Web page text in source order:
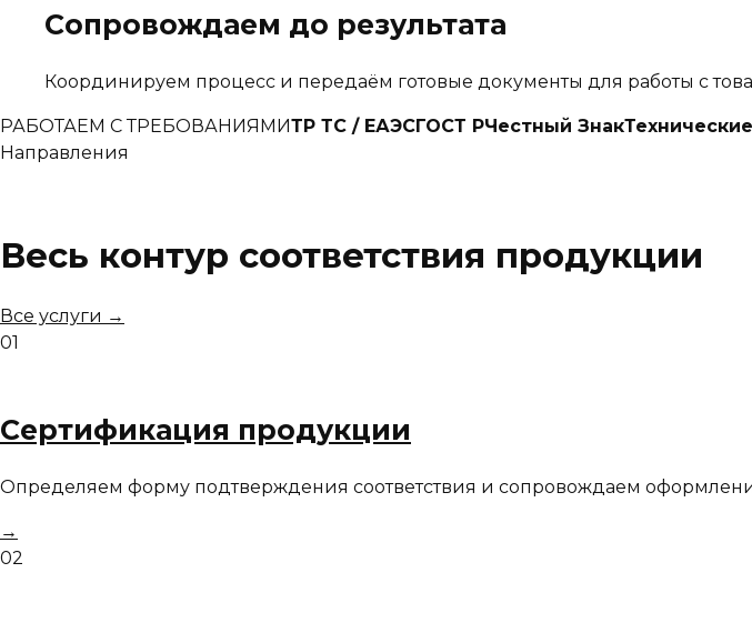
Сопровождаем до результата
Координируем процесс и передаём готовые документы для работы с
РАБОТАЕМ С ТРЕБОВАНИЯМИТР ТС / ЕАЭСГОСТ РЧестный Знак
Направления
Весь контур соответствия продукции
Все услуги →
01
Сертификация продукции
Определяем форму подтверждения соответствия и сопровождаем
→
02